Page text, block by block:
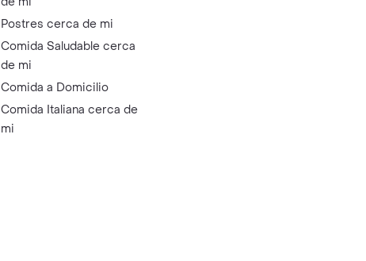
Postres cerca de mi
Comida Saludable cerca
de mi
Comida a Domicilio
Comida Italiana cerca de
mi